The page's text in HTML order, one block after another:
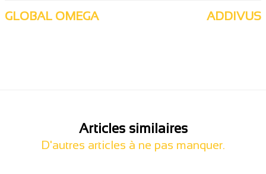
GLOBAL OMEGA ADDIVUS
Articles similaires
D'autres articles à ne pas manquer.